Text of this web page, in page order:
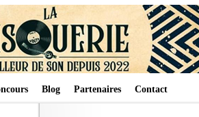
Blog Partenaires Contact